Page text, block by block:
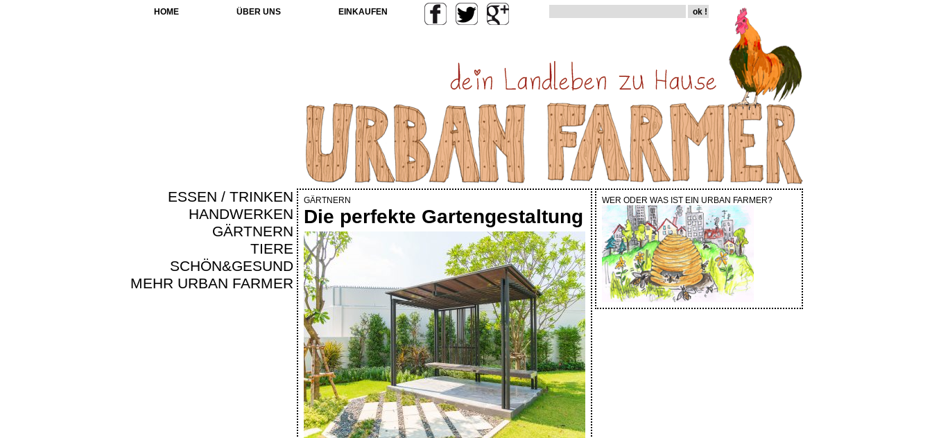
HOME ÜBER UNS EINKAUFEN
ESSEN / TRINKEN
HANDWERKEN
GÄRTNERN
TIERE
SCHÖN&GESUND
MEHR URBAN FARMER
WER ODER WAS IST EIN URBAN FARMER?
GÄRTNERN
Die perfekte Gartengestaltung